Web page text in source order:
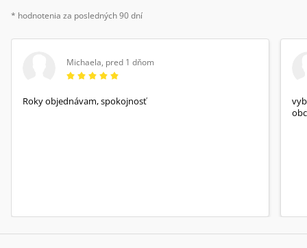
* hodnotenia za posledných 90 dní
Michaela, pred 1 dňom
Roky objednávam, spokojnosť